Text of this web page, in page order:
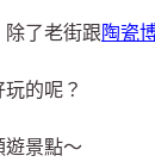
除了老街跟陶瓷
的呢？
遊景點～